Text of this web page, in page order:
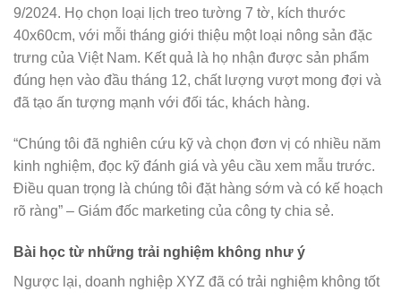
9/2024. Họ chọn loại lịch treo tường 7 tờ, kích thước
40x60cm, với mỗi tháng giới thiệu một loại nông sản đặc
trưng của Việt Nam. Kết quả là họ nhận được sản phẩm
đúng hẹn vào đầu tháng 12, chất lượng vượt mong đợi và
đã tạo ấn tượng mạnh với đối tác, khách hàng.
“Chúng tôi đã nghiên cứu kỹ và chọn đơn vị có nhiều năm
kinh nghiệm, đọc kỹ đánh giá và yêu cầu xem mẫu trước.
Điều quan trọng là chúng tôi đặt hàng sớm và có kế hoạch
rõ ràng” – Giám đốc marketing của công ty chia sẻ.
Bài học từ những trải nghiệm không như ý
Ngược lại, doanh nghiệp XYZ đã có trải nghiệm không tốt